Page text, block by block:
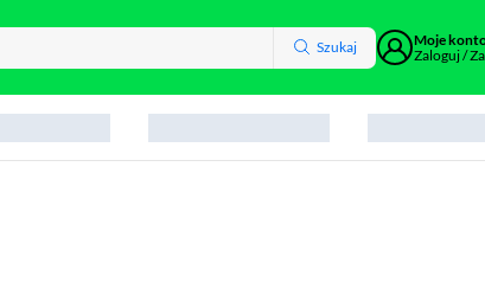
Szukaj
Moje
Zaloguj /